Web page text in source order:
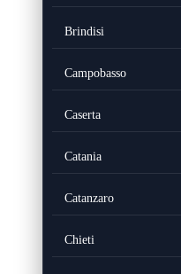
Brindisi
Campobasso
Caserta
Catania
Catanzaro
Chieti